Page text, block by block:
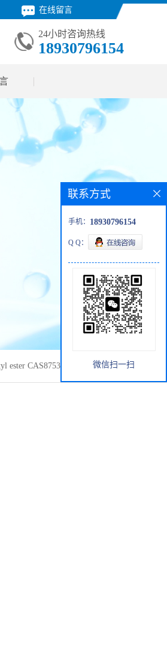
在线留言
24小时咨询热线
18930796154
CAS87530-14-1 现货供应
联系方式
手机： 18930796154
Q Q：
微信扫一扫